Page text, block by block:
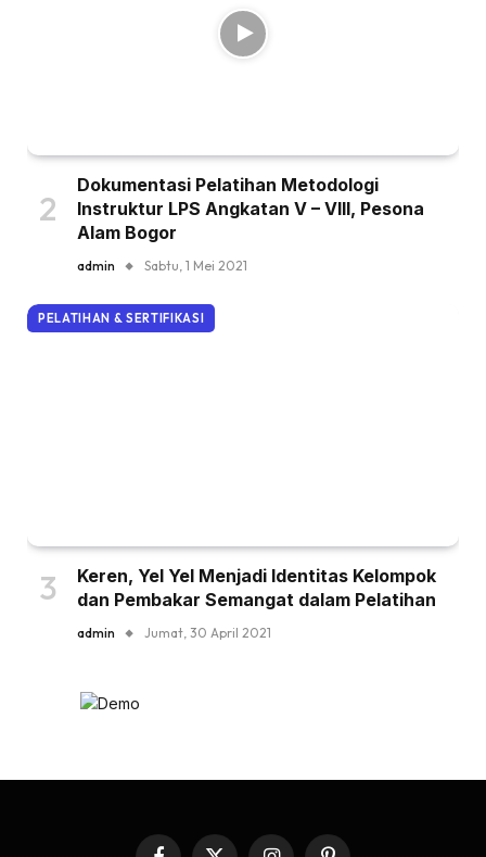
Dokumentasi Pelatihan Metodologi
Instruktur LPS Angkatan V – VIII, Pesona
Alam Bogor
admin Sabtu, 1 Mei 2021
PELATIHAN & SERTIFIKASI
Keren, Yel Yel Menjadi Identitas Kelompok
dan Pembakar Semangat dalam Pelatihan
admin Jumat, 30 April 2021